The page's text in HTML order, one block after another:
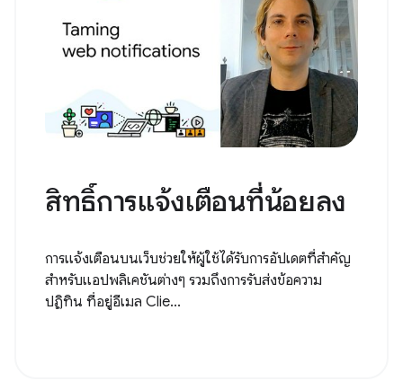
สิทธิ์การแจ้งเตือนที่น้อยลง
การแจ้งเตือนบนเว็บช่วยให้ผู้ใช้ได้รับการอัปเดตที่สำคัญ
สำหรับแอปพลิเคชันต่างๆ รวมถึงการรับส่งข้อความ
ปฏิทิน ที่อยู่อีเมล Clie...